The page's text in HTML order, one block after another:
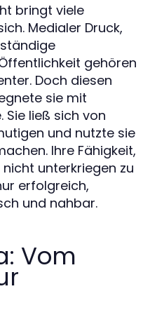
bringt viele
Medialer Druck,
gehören
Doch diesen
sie mit
Sie ließ sich von
und nutzte sie
Ihre Fähigkeit,
unterkriegen zu
erfolgreich,
und nahbar.
Vom